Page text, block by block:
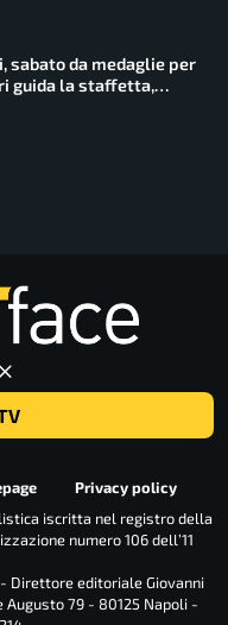
sabato da medaglie per
guida la staffetta,
dalle grandi altezze
Privacy policy
iscritta nel registro della
numero 106 dell’11
Direttore editoriale Giovanni
79 - 80125 Napoli -